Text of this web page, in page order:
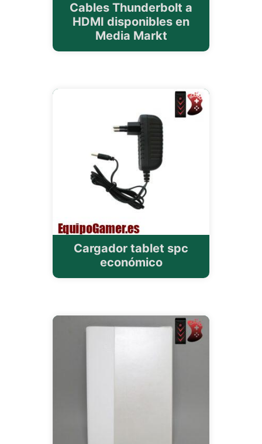
Cables Thunderbolt a
HDMI disponibles en
Media Markt
Cargador tablet spc
económico